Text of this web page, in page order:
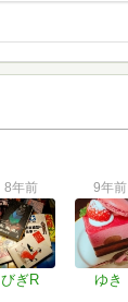
8年前
びぎR
9年前
ゆき